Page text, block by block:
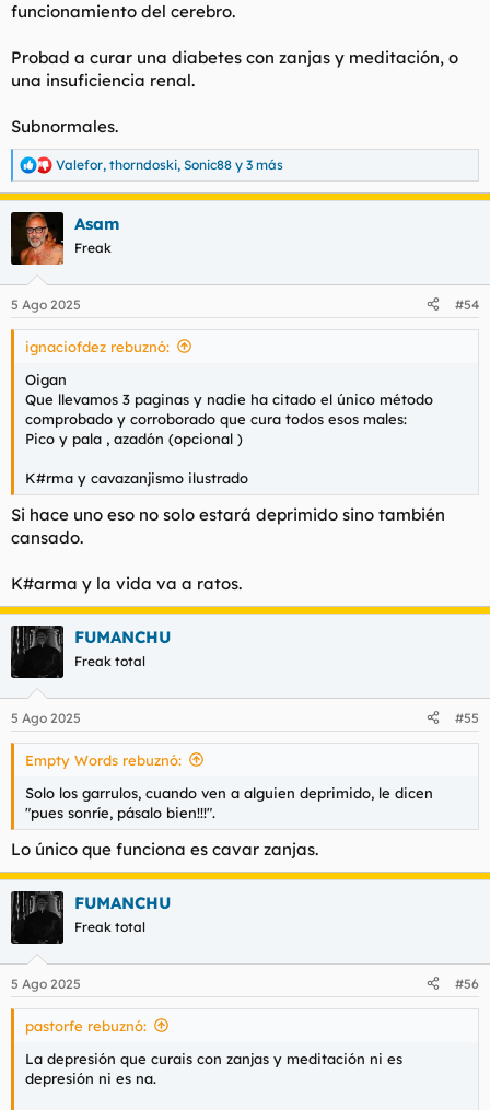
funcionamiento del cerebro.
Probad a curar una diabetes con zanjas y meditación, o
una insuficiencia renal.
Subnormales.
R
e
a
i
e
s
Valefor, thorndoski, Sonic88 y 3 más
Asam
Freak
5 Ago 2025 #54
ignaciofdez rebuznó:
Oigan
Que llevamos 3 paginas y nadie ha citado el único método
comprobado y corroborado que cura todos esos males:
Pico y pala , azadón (opcional )
K#rma y cavazanjismo ilustrado
Si hace uno eso no solo estará deprimido sino también
cansado.
K#arma y la vida va a ratos.
FUMANCHU
Freak total
5 Ago 2025 #55
Empty Words rebuznó:
Solo los garrulos, cuando ven a alguien deprimido, le dicen
"pues sonríe, pásalo bien!!!".
Lo único que funciona es cavar zanjas.
FUMANCHU
Freak total
5 Ago 2025 #56
pastorfe rebuznó:
La depresión que curais con zanjas y meditación ni es
depresión ni es na.